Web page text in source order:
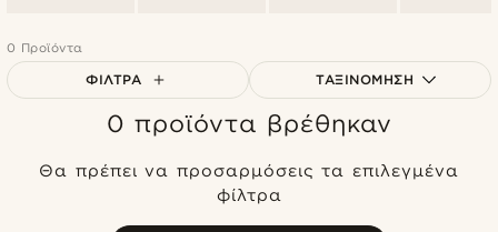
0 Προϊόντα
ΦΊΛΤΡΑ ΤΑΞΙΝΌΜΗΣΗ
Δημοφιλέστερα
0 προϊόντα βρέθηκαν
Θα πρέπει να προσαρμόσεις τα επιλεγμένα
φίλτρα